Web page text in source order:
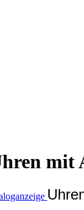
mit